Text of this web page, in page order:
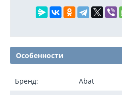
Особенности
Бренд: Abat